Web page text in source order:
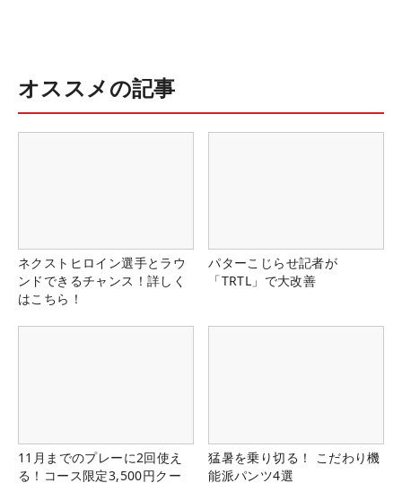
オススメの記事
ネクストヒロイン選手とラウ
ンドできるチャンス！詳しく
はこちら！
パターこじらせ記者が
「TRTL」で大改善
11月までのプレーに2回使え
る！コース限定3,500円クー
猛暑を乗り切る！ こだわり機
能派パンツ4選